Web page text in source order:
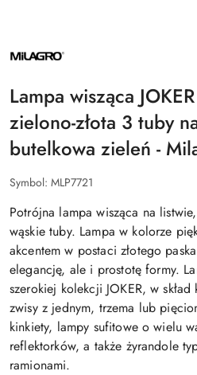
NAZWA
PRODUCENTA:
Lampa wisząca
zielono-złota 3 tuby
butelkowa zieleń -
Symbol: MLP7721
Potrójna lampa wisząca na
wąskie tuby. Lampa w kolorze
akcentem w postaci złotego
elegancję, ale i prostotę formy.
szerokiej kolekcji JOKER, w
zwisy z jednym, trzema lub
kinkiety, lampy sufitowe o wielu
reflektorków, a także żyrandole
ramionami.